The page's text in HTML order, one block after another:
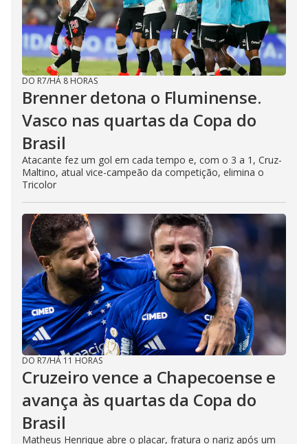
DO R7/HÁ 8 HORAS
Brenner detona o Fluminense.
Vasco nas quartas da Copa do
Brasil
Atacante fez um gol em cada tempo e, com o 3 a 1, Cruz-
Maltino, atual vice-campeão da competição, elimina o
Tricolor
DO R7/HÁ 11 HORAS
Cruzeiro vence a Chapecoense e
avança às quartas da Copa do
Brasil
Matheus Henrique abre o placar, fratura o nariz após um